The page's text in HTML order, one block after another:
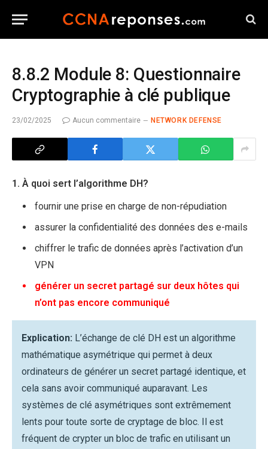
8.8.2 Module 8: Questionnaire
Cryptographie à clé publique
23/02/2025 Aucun commentaire NETWORK DEFENSE
1. À quoi sert l’algorithme DH?
fournir une prise en charge de non-répudiation
assurer la confidentialité des données des e-mails
chiffrer le trafic de données après l’activation d’un
VPN
générer un secret partagé sur deux hôtes qui
n’ont pas encore communiqué
Explication: L’échange de clé DH est un algorithme
mathématique asymétrique qui permet à deux
ordinateurs de générer un secret partagé identique, et
cela sans avoir communiqué auparavant. Les
systèmes de clé asymétriques sont extrêmement
lents pour toute sorte de cryptage de bloc. Il est
fréquent de crypter un bloc de trafic en utilisant un